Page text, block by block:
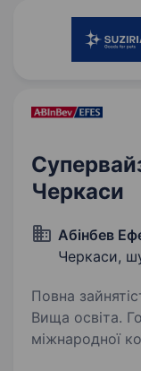
Черкаси
Абінбев
Черкаси,
Повна
Вища освіта. Готові доєднатись до
міжнародної